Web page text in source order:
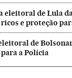
eleitoral de Lula
e proteção
de
a Polícia